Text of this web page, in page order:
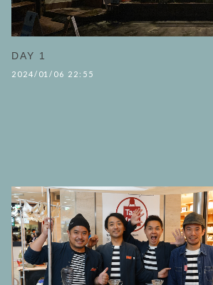
DAY 1
2024/01/06 22:55